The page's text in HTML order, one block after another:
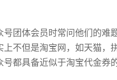
团体会员时常问他们的难
不但是淘宝网，如天猫，
都具备近似于淘宝代金券